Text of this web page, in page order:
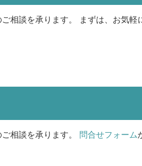
相談を承ります。 まずは、お気軽
相談を承ります。 問合せフォーム